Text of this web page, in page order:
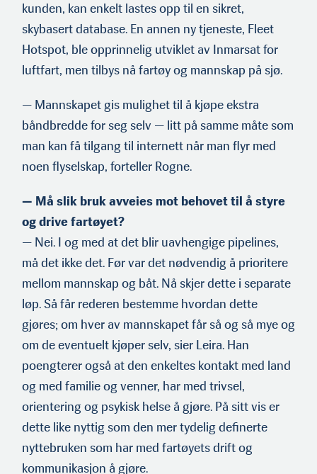
kunden, kan enkelt lastes opp til en sikret,
skybasert database. En annen ny tjeneste, Fleet
Hotspot, ble opprinnelig utviklet av Inmarsat for
luftfart, men tilbys nå fartøy og mannskap på sjø.
— Mannskapet gis mulighet til å kjøpe ekstra
båndbredde for seg selv — litt på samme måte som
man kan få tilgang til internett når man flyr med
noen flyselskap, forteller Rogne.
— Må slik bruk avveies mot behovet til å styre
og drive fartøyet?
— Nei. I og med at det blir uavhengige pipelines,
må det ikke det. Før var det nødvendig å prioritere
mellom mannskap og båt. Nå skjer dette i separate
løp. Så får rederen bestemme hvordan dette
gjøres; om hver av mannskapet får så og så mye og
om de eventuelt kjøper selv, sier Leira. Han
poengterer også at den enkeltes kontakt med land
og med familie og venner, har med trivsel,
orientering og psykisk helse å gjøre. På sitt vis er
dette like nyttig som den mer tydelig definerte
nyttebruken som har med fartøyets drift og
kommunikasjon å gjøre.